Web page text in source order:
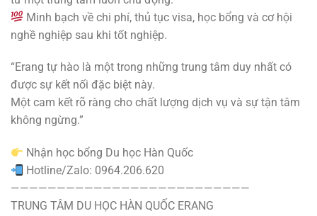
Minh bạch về chi phí, thủ tục visa, học bổng và cơ hội
nghề nghiệp sau khi tốt nghiệp.
“Erang tự hào là một trong những trung tâm duy nhất có
được sự kết nối đặc biệt này.
Một cam kết rõ ràng cho chất lượng dịch vụ và sự tận tâm
không ngừng.”
Nhận học bổng Du học Hàn Quốc
Hotline/Zalo: 0964.206.620
——————————————————————————
TRUNG TÂM DU HỌC HÀN QUỐC ERANG